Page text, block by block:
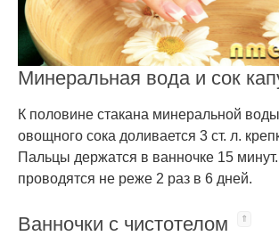
Минеральная вода и сок
К половине стакана минеральной
овощного сока доливается 3 ст. л.
Пальцы держатся в ванночке 15
проводятся не реже 2 раз в 6 дней.
Ванночки с чистотелом